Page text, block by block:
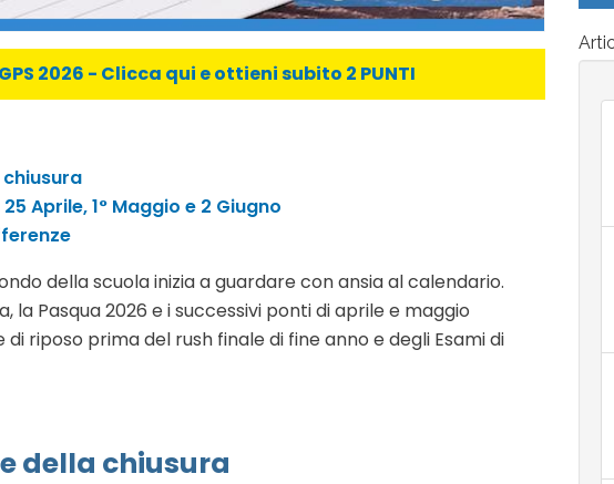
2026 - Clicca qui e ottieni subito 2 PUNTI
chiusura
Aprile, 1° Maggio e 2 Giugno
della scuola inizia a guardare con ansia al calendario.
Pasqua 2026 e i successivi ponti di aprile e maggio
riposo prima del rush finale di fine anno e degli Esami di
della chiusura